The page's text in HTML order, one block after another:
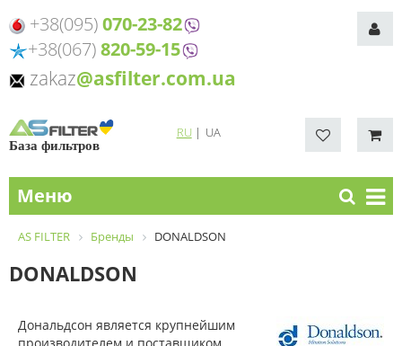
+38(095)070-23-82
+38(067)820-59-15
zakaz@asfilter.com.ua
База фильтров
RU| UA
Меню
AS FILTER Бренды DONALDSON
DONALDSON
Дональдсон является крупнейшим